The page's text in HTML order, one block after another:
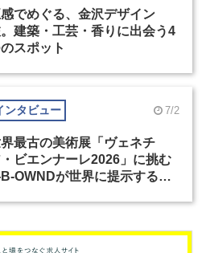
でめぐる、金沢デザイン
建築・工芸・香りに出会う4
スポット
ンタビュー 7/2
最古の美術展「ヴェネチ
ビエンナーレ2026」に挑む
OWNDが世界に提示する美